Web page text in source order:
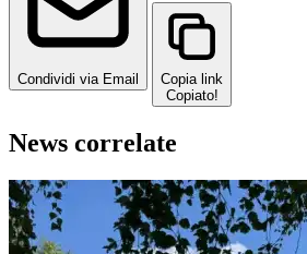
Condividi via Email
Copia link
Copiato!
News correlate